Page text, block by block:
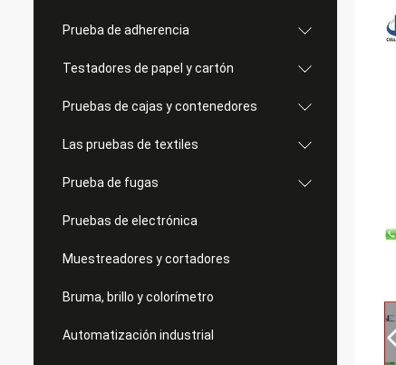
Prueba de adherencia
Testadores de papel y cartón
Pruebas de cajas y contenedores
Las pruebas de textiles
Prueba de fugas
Pruebas de electrónica
Muestreadores y cortadores
Bruma, brillo y colorímetro
Automatización industrial